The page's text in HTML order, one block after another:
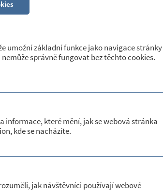
umožní základní funkce jako navigace stránky
správně fungovat bez těchto cookies.
informace, které mění, jak se webová stránka
kde se nacházíte.
jak návštěvníci používají webové
důvodu čerpání dovolené ve dnech od 20.8. do